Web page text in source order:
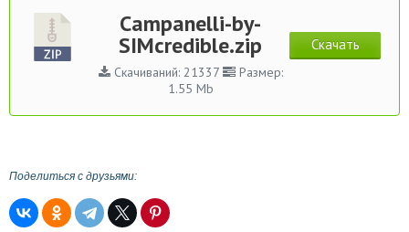
Campanelli-by-
SIMcredible.zip
Скачиваний: 21337
Размер:
1.55 Mb
Скачать
Поделиться с друзьями: